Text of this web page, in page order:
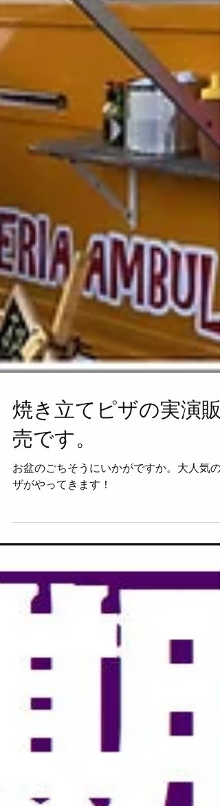
焼き立てピザの実演販
売です。
お盆のごちそうにいかがですか。大人気の